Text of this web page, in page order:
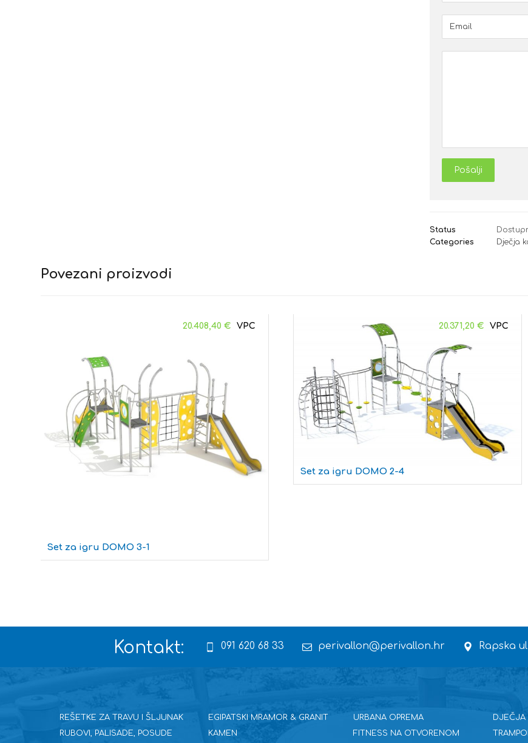
Pošalji
Status
Categories
Dječja
Povezani proizvodi
Set za igru DOMO 3-1
20.408,40€
Set za igru DOMO 2-4
20.371,20€
Kontakt: 091 620 68 33 perivallon@perivallon.hr Rapska
REŠETKE ZA TRAVU I ŠLJUNAK
RUBOVI, PALISADE, POSUDE
EGIPATSKI MRAMOR & GRANIT
KAMEN
URBANA OPREMA
FITNESS NA OTVORENOM
DJEČJA